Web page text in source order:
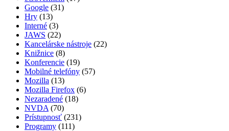
Google (31)
Hry (13)
Interné (3)
JAWS (22)
Kancelárske nástroje (22)
Knižnice (8)
Konferencie (19)
Mobilné telefóny (57)
Mozilla (13)
Mozilla Firefox (6)
Nezaradené (18)
NVDA (70)
Prístupnosť (231)
Programy (111)